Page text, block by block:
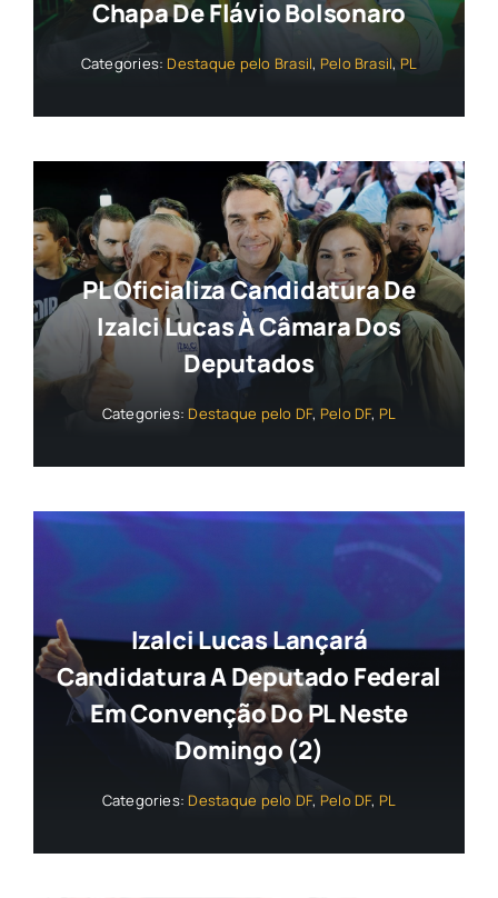
Chapa De Flávio Bolsonaro
Categories: Destaque pelo Brasil, Pelo Brasil, PL
PL Oficializa Candidatura De
Izalci Lucas À Câmara Dos
Deputados
Categories: Destaque pelo DF, Pelo DF, PL
Izalci Lucas Lançará
Candidatura A Deputado Federal
Em Convenção Do PL Neste
Domingo (2)
Categories: Destaque pelo DF, Pelo DF, PL